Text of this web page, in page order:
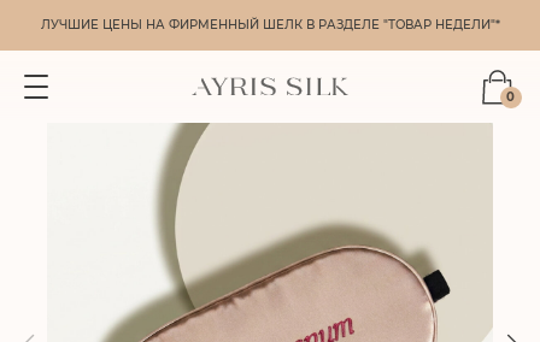
ЛУЧШИЕ ЦЕНЫ НА ФИРМЕННЫЙ ШЕЛК В РАЗДЕЛЕ "ТОВАР НЕДЕЛИ"*
0